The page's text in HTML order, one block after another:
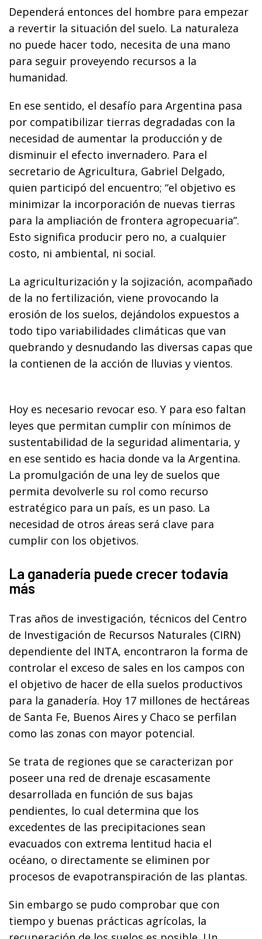
Dependerá entonces del hombre para empezar
a revertir la situación del suelo. La naturaleza
no puede hacer todo, necesita de una mano
para seguir proveyendo recursos a la
humanidad.
En ese sentido, el desafío para Argentina pasa
por compatibilizar tierras degradadas con la
necesidad de aumentar la producción y de
disminuir el efecto invernadero. Para el
secretario de Agricultura, Gabriel Delgado,
quien participó del encuentro; “el objetivo es
minimizar la incorporación de nuevas tierras
para la ampliación de frontera agropecuaria”.
Esto significa producir pero no, a cualquier
costo, ni ambiental, ni social.
La agriculturización y la sojización, acompañado
de la no fertilización, viene provocando la
erosión de los suelos, dejándolos expuestos a
todo tipo variabilidades climáticas que van
quebrando y desnudando las diversas capas que
la contienen de la acción de lluvias y vientos.
Hoy es necesario revocar eso. Y para eso faltan
leyes que permitan cumplir con mínimos de
sustentabilidad de la seguridad alimentaria, y
en ese sentido es hacia donde va la Argentina.
La promulgación de una ley de suelos que
permita devolverle su rol como recurso
estratégico para un país, es un paso. La
necesidad de otros áreas será clave para
cumplir con los objetivos.
La ganadería puede crecer todavía
más
Tras años de investigación, técnicos del Centro
de Investigación de Recursos Naturales (CIRN)
dependiente del INTA, encontraron la forma de
controlar el exceso de sales en los campos con
el objetivo de hacer de ella suelos productivos
para la ganadería. Hoy 17 millones de hectáreas
de Santa Fe, Buenos Aires y Chaco se perfilan
como las zonas con mayor potencial.
Se trata de regiones que se caracterizan por
poseer una red de drenaje escasamente
desarrollada en función de sus bajas
pendientes, lo cual determina que los
excedentes de las precipitaciones sean
evacuados con extrema lentitud hacia el
océano, o directamente se eliminen por
procesos de evapotranspiración de las plantas.
Sin embargo se pudo comprobar que con
tiempo y buenas prácticas agrícolas, la